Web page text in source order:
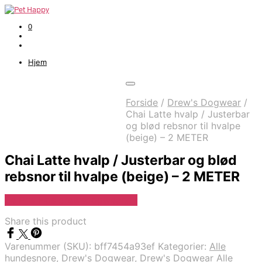
0
Hjem
Forside / Drew's Dogwear /
Chai Latte hvalp / Justerbar
og blød rebsnor til hvalpe
(beige) – 2 METER
Chai Latte hvalp / Justerbar og blød
rebsnor til hvalpe (beige) – 2 METER
Share this product
Varenummer (SKU): bff7454a93ef Kategorier: Alle
hundesnore, Drew's Dogwear, Drew's Dogwear Alle